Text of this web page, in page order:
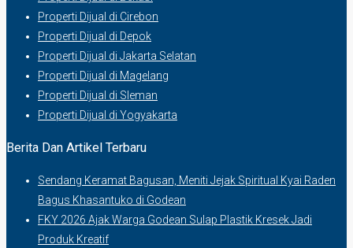
Properti Dijual di Cirebon
Properti Dijual di Depok
Properti Dijual di Jakarta Selatan
Properti Dijual di Magelang
Properti Dijual di Sleman
Properti Dijual di Yogyakarta
Berita Dan Artikel Terbaru
Sendang Keramat Bagusan, Meniti Jejak Spiritual Kyai Raden
Bagus Khasantuko di Godean
FKY 2026 Ajak Warga Godean Sulap Plastik Kresek Jadi
Produk Kreatif